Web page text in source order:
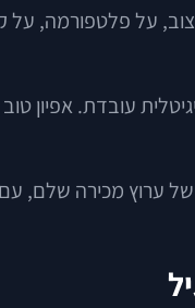
על פלטפורמה,
עובדת. אפיון
ערוץ מכירה שלם,